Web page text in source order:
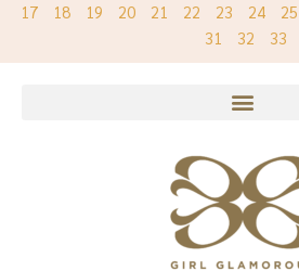
17
18 19 20 21 22 23 24 25
31
32 33